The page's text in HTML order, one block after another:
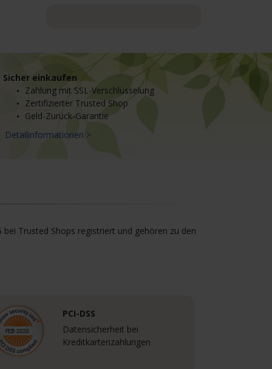
Sicher einkaufen
Zahlung mit SSL-Verschlüsselung
Zertifizierter Trusted Shop
Geld-Zurück-Garantie
Detailinformationen >
Trusted Shops registriert und gehören zu den
PCI-DSS
Datensicherheit bei
Kreditkartenzahlungen